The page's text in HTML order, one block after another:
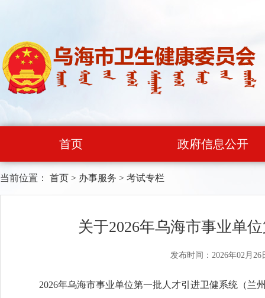
首页 政府信息公开
当前位置： 首页 > 办事服务 > 考试专栏
关于2026年乌海市事业单
发布时间：2026年02月26
2026年乌海市事业单位第一批人才引进卫健系统（兰